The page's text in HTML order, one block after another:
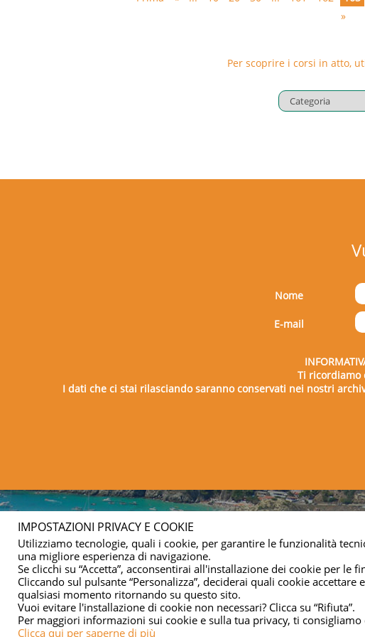
Rischi da esplosione
Rischi fisici, Vibrazione
Movimentazione merci (apparecchi di
Al termine del percorso formativo si
Il corso si terrà presso la sede del Granserena
»
Per scoprire i corsi in atto,
Nome
E-mail
Ti ricordiamo
I dati che ci stai rilasciando saranno conservati nei nostri
IMPOSTAZIONI PRIVACY E COOKIE
Utilizziamo tecnologie, quali i cookie, per garantire le funzionalità
una migliore esperienza di navigazione.
Se clicchi su “Accetta”, acconsentirai all'installazione dei cookie per le
Cliccando sul pulsante “Personalizza”, deciderai quali cookie
qualsiasi momento ritornando su questo sito.
Vuoi evitare l'installazione di cookie non necessari? Clicca su “Rifiuta”.
Per maggiori informazioni sui cookie e sulla tua privacy, ti
Clicca qui per saperne di più